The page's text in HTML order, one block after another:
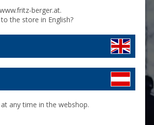
berger.at.
the store in English?
any time in the webshop.